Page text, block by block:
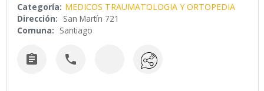
Categoría: MEDICOS TRAUMATOLOGIA Y ORTOPEDIA
Dirección: San Martín 721
Comuna: Santiago
 